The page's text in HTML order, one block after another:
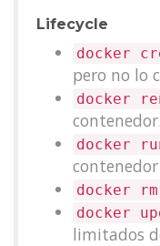
Lifecycle
docker
pero no lo
docker
contenedor.
docker
docker rm
docker
limitados